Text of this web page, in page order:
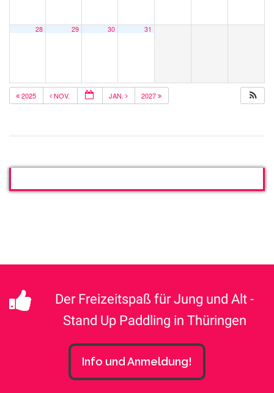
28 29 30 31
2025 NOV. JAN. 2027
Der Freizeitspaß für Jung und Alt -
Stand Up Paddling in Thüringen
Info und Anmeldung!